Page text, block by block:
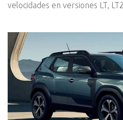
velocidades en versiones LT,